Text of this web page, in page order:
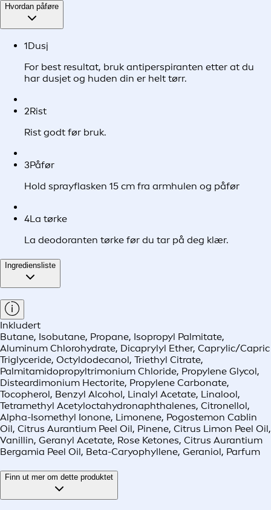
Hvordan påføre
1Dusj
For best resultat, bruk antiperspiranten etter at du
har dusjet og huden din er helt tørr.
2Rist
Rist godt før bruk.
3Påfør
Hold sprayflasken 15 cm fra armhulen og påfør
4La tørke
La deodoranten tørke før du tar på deg klær.
Ingrediensliste
Inkludert
Butane, Isobutane, Propane, Isopropyl Palmitate,
Aluminum Chlorohydrate, Dicaprylyl Ether, Caprylic/Capric
Triglyceride, Octyldodecanol, Triethyl Citrate,
Palmitamidopropyltrimonium Chloride, Propylene Glycol,
Disteardimonium Hectorite, Propylene Carbonate,
Tocopherol, Benzyl Alcohol, Linalyl Acetate, Linalool,
Tetramethyl Acetyloctahydronaphthalenes, Citronellol,
Alpha-Isomethyl Ionone, Limonene, Pogostemon Cablin
Oil, Citrus Aurantium Peel Oil, Pinene, Citrus Limon Peel Oil,
Vanillin, Geranyl Acetate, Rose Ketones, Citrus Aurantium
Bergamia Peel Oil, Beta-Caryophyllene, Geraniol, Parfum
Finn ut mer om dette produktet